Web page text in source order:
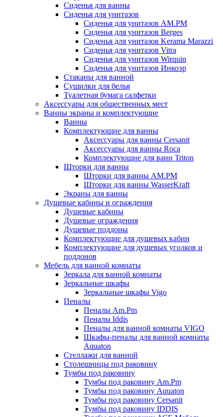
Сиденья для ванны
Сиденья для унитазов
Сиденья для унитазов AM.PM
Сиденья для унитазов Berges
Сиденья для унитазов Kerama Marazzi
Сиденья для унитазов Vitra
Сиденья для унитазов Wirquin
Сиденья для унитазов Инкоэр
Стаканы для ванной
Сушилки для белья
Туалетная бумага салфетки
Аксессуары для общественных мест
Ванны экраны и комплектующие
Ванны
Комплектующие для ванны
Аксессуары для ванны Cersanit
Аксессуары для ванны Roca
Комплектующие для ванн Triton
Шторки для ванны
Шторки для ванны AM.PM
Шторки для ванны WasserKraft
Экраны для ванны
Душевые кабины и ограждения
Душевые кабины
Душевые ограждения
Душевые поддоны
Комплектующие для душевых кабин
Комплектующие для душевых уголков и
поддонов
Мебель для ванной комнаты
Зеркала для ванной комнаты
Зеркальные шкафы
Зеркальные шкафы Vigo
Пеналы
Пеналы Am.Pm
Пеналы Iddis
Пеналы для ванной комнаты VIGO
Шкафы-пеналы для ванной комнаты
Aquaton
Стеллажи для ванной
Столешницы под раковину
Тумбы под раковину
Тумбы под раковину Am.Pm
Тумбы под раковину Aquaton
Тумбы под раковину Cersanit
Тумбы под раковину IDDIS